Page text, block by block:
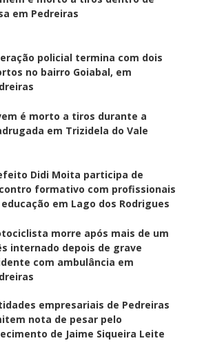
em Pedreiras
policial termina com dois
no bairro Goiabal, em
é morto a tiros durante a
em Trizidela do Vale
Didi Moita participa de
formativo com profissionais
em Lago dos Rodrigues
morre após mais de um
internado depois de grave
com ambulância em
empresariais de Pedreiras
nota de pesar pelo
de Jaime Siqueira Leite